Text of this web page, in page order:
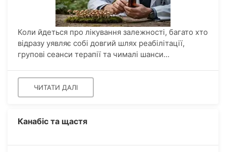
Коли йдеться про лікування залежності, багато хто
відразу уявляє собі довгий шлях реабілітації,
групові сеанси терапії та чималі шанси...
ЧИТАТИ ДАЛІ
Канабіс та щастя